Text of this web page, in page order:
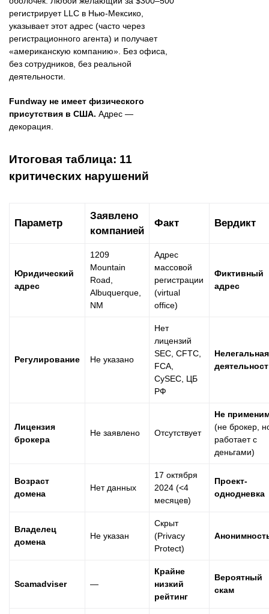
регистрирует LLC в Нью-Мексико,
указывает этот адрес (часто через
регистрационного агента) и получает
«американскую компанию». Без офиса,
без сотрудников, без реальной
деятельности.
Fundway не имеет физического
присутствия в США. Адрес —
декорация.
Итоговая таблица: 11
критических нарушений
Параметр
Заявлено
компанией
Факт Вердикт
Юридический
адрес
1209
Mountain
Road,
Albuquerque,
NM
Адрес
массовой
регистрации
(virtual
office)
Фиктивный
адрес
Регулирование Не указано
Нет
лицензий
SEC, CFTC,
FCA,
CySEC, ЦБ
РФ
Нелегальная
Лицензия
брокера
Не заявлено Отсутствует
Не
(не брокер,
работает с
деньгами)
Возраст
домена
Нет данных
17 октября
2024 (<4
месяцев)
Проект-
однодневка
Владелец
домена
Не указан
Скрыт
(Privacy
Protect)
Scamadviser —
Крайне
низкий
рейтинг
Вероятный
скам